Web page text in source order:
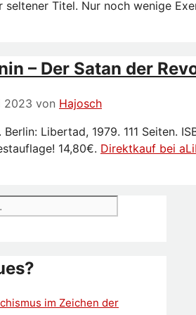
seltener Titel. Nur noch wenige
– Der Satan der
2023 von Hajosch
Libertad, 1979. 111 Seiten.
14,80€. Direktkauf bei
im Zeichen der